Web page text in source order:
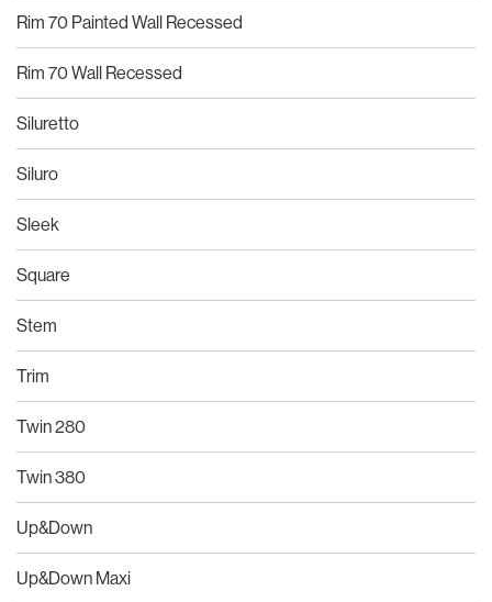
Rim 70 Painted Wall Recessed
Rim 70 Wall Recessed
Siluretto
Siluro
Sleek
Square
Stem
Trim
Twin 280
Twin 380
Up&Down
Up&Down Maxi